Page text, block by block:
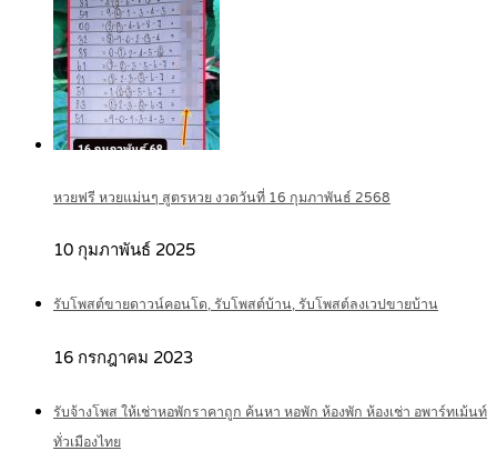
หวยฟรี หวยแม่นๆ สูตรหวย งวดวันที่ 16 กุมภาพันธ์ 2568
10 กุมภาพันธ์ 2025
รับโพสต์ขายดาวน์คอนโด, รับโพสต์บ้าน, รับโพสต์ลงเวปขายบ้าน
16 กรกฎาคม 2023
รับจ้างโพส ให้เช่าหอพักราคาถูก ค้นหา หอพัก ห้องพัก ห้องเช่า อพาร์ทเม้นท์
ทั่วเมืองไทย